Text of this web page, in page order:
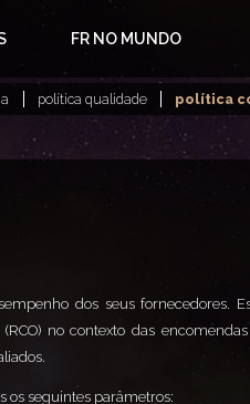
política qualidade política
FR NO MUNDO
dos seus fornecedores.
no contexto das
os seguintes parâmetros: